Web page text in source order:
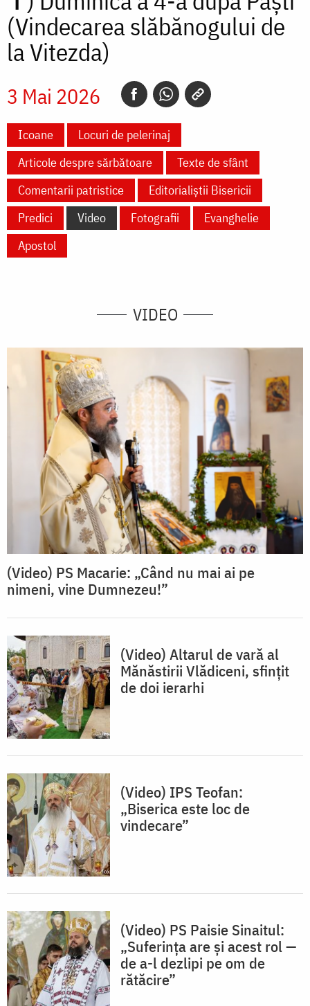
(Vindecarea slăbănogului de
la Vitezda)
3 Mai 2026
Icoane
Locuri de pelerinaj
Articole despre sărbătoare
Texte de sfânt
Comentarii patristice
Editorialiștii Bisericii
Predici
Video Fotografii
Evanghelie
Apostol
VIDEO
(Video) PS Macarie: „Când nu mai ai pe
nimeni, vine Dumnezeu!”
(Video) Altarul de vară al
Mănăstirii Vlădiceni, sfințit
de doi ierarhi
(Video) IPS Teofan:
„Biserica este loc de
vindecare”
(Video) PS Paisie Sinaitul:
„Suferința are și acest rol —
de a-l dezlipi pe om de
rătăcire”